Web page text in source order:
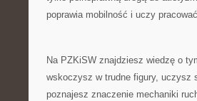
poprawia mobilność i uczy
Na PZKiSW znajdziesz wiedzę o
wskoczysz w trudne figury, uczysz
poznajesz znaczenie mechaniki